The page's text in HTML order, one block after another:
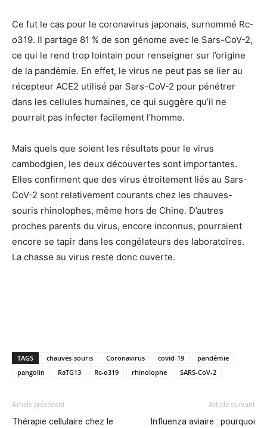
Ce fut le cas pour le coronavirus japonais, surnommé Rc-
o319. Il partage 81 % de son génome avec le Sars-CoV-2,
ce qui le rend trop lointain pour renseigner sur l’origine
de la pandémie. En effet, le virus ne peut pas se lier au
récepteur ACE2 utilisé par Sars-CoV-2 pour pénétrer
dans les cellules humaines, ce qui suggère qu’il ne
pourrait pas infecter facilement l’homme.
Mais quels que soient les résultats pour le virus
cambodgien, les deux découvertes sont importantes.
Elles confirment que des virus étroitement liés au Sars-
CoV-2 sont relativement courants chez les chauves-
souris rhinolophes, même hors de Chine. D’autres
proches parents du virus, encore inconnus, pourraient
encore se tapir dans les congélateurs des laboratoires.
La chasse au virus reste donc ouverte.
TAGS chauves-souris Coronavirus covid-19
pandémie
pangolin
RaTG13 Rc-o319 rhinolophe SARS-CoV-2
Article précédent
Thérapie cellulaire chez le
Article suivant
Influenza aviaire : pourquoi